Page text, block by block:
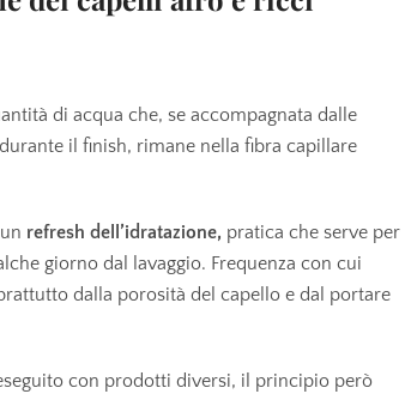
di acqua che, se accompagnata dalle
il finish, rimane nella fibra capillare
refresh dell’idratazione, pratica che serve per
giorno dal lavaggio. Frequenza con cui
dalla porosità del capello e dal portare
con prodotti diversi, il principio però